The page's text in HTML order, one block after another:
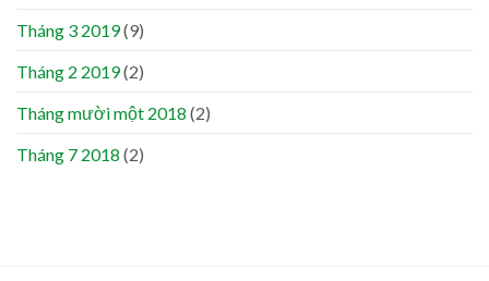
Tháng 3 2019(9)
Tháng 2 2019(2)
Tháng mười một 2018 (2)
Tháng 7 2018 (2)